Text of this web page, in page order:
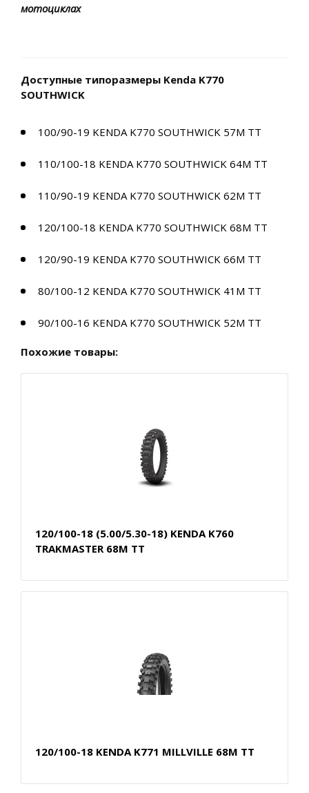
мотоциклах
Доступные типоразмеры Kenda K770
SOUTHWICK
100/90-19 KENDA K770 SOUTHWICK 57M TT
110/100-18 KENDA K770 SOUTHWICK 64M TT
110/90-19 KENDA K770 SOUTHWICK 62M TT
120/100-18 KENDA K770 SOUTHWICK 68M TT
120/90-19 KENDA K770 SOUTHWICK 66M TT
80/100-12 KENDA K770 SOUTHWICK 41M TT
90/100-16 KENDA K770 SOUTHWICK 52M TT
Похожие товары:
120/100-18 (5.00/5.30-18) KENDA K760
TRAKMASTER 68M TT
120/100-18 KENDA K771 MILLVILLE 68M TT